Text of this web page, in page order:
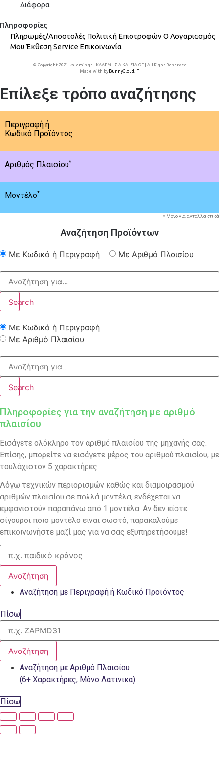
Διάφορα
Πληροφορίες
Πληρωμές/Αποστολές Πολιτική ΕπιστροφώνΟ Λογαριασμός
ΜουΈκθεσηService Επικοινωνία
© Copyright 2021 kalemis.gr | ΚΑΛΕΜΗΣ Α ΚΑΙ ΣΙΑ ΟΕ | All Right Reserved
Made with by BunnyCloud.IT
Επίλεξε τρόπο αναζήτησης
Περιγραφή ή
Κωδικό Προϊόντος
Αριθμός Πλαισίου*
Μοντέλο*
* Μόνο για ανταλλακτικά
Αναζήτηση Προϊόντων
Με Κωδικό ή Περιγραφή Με Αριθμό Πλαισίου
Search
Με Κωδικό ή Περιγραφή
Με Αριθμό Πλαισίου
Search
Πληροφορίες για την αναζήτηση με αριθμό
πλαισίου
Εισάγετε ολόκληρο τον αριθμό πλαισίου της μηχανής σας.
Επίσης, μπορείτε να εισάγετε μέρος του αριθμού πλαισίου, με
τουλάχιστον 5 χαρακτήρες.
Λόγω τεχνικών περιορισμών καθώς και διαμοιρασμού
αριθμών πλαισίου σε πολλά μοντέλα, ενδέχεται να
εμφανιστούν παραπάνω από 1 μοντέλα. Αν δεν είστε
σίγουροι ποιο μοντέλο είναι σωστό, παρακαλούμε
επικοινωνήστε μαζί μας για να σας εξυπηρετήσουμε!
Αναζήτηση
Αναζήτηση με Περιγραφή ή Κωδικό Προϊόντος
Πίσω
Αναζήτηση
Αναζήτηση με Αριθμό Πλαισίου
(6+ Χαρακτήρες, Μόνο Λατινικά)
Πίσω